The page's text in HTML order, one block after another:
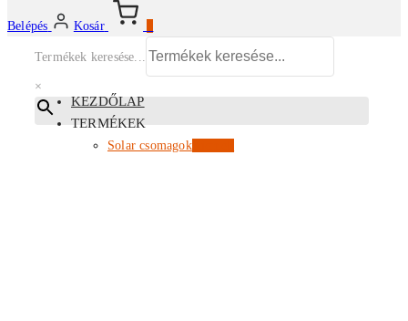
Belépés Kosár
Termékek keresése...
×
KEZDŐLAP
TERMÉKEK
Solar csomagokKiemelt